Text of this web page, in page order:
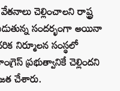
చెల్లించాలని రాష్ట్ర
సందర్భంగా అయినా
నిర్మూలన సంస్థలో
ప్రభుత్వానికే చెల్లిందని
చేశారు.